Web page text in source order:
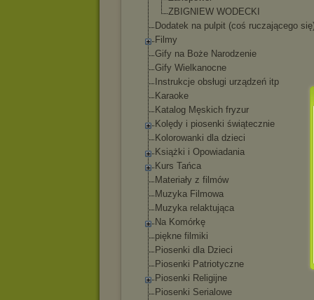
ZBIGNIEW WODECKI
Dodatek na pulpit (coś ruczającego
Filmy
Gify na Boże Narodzenie
Gify Wielkanocne
Instrukcje obsługi urządzeń itp
Karaoke
Katalog Męskich fryzur
Kolędy i piosenki świątecznie
Kolorowanki dla dzieci
Książki i Opowiadania
Kurs Tańca
Materiały z filmów
Muzyka Filmowa
Muzyka relaktująca
Na Komórkę
piękne filmiki
Piosenki dla Dzieci
Piosenki Patriotyczne
Piosenki Religijne
Piosenki Serialowe